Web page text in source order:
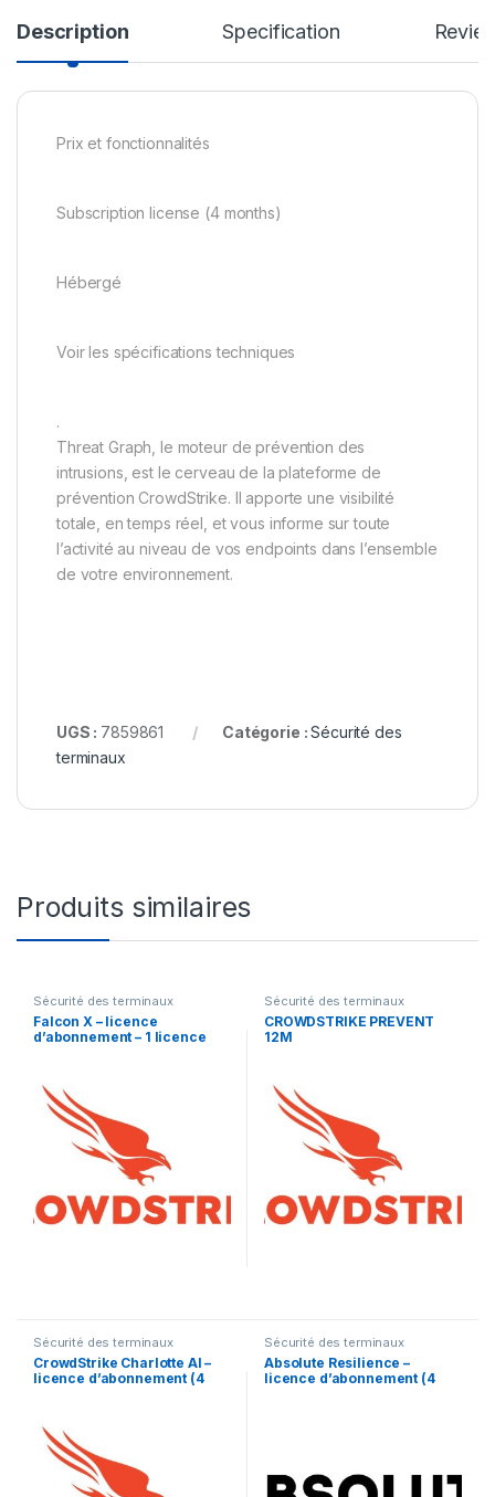
Description Specification
Prix et fonctionnalités
Subscription license (4 months)
Hébergé
Voir les spécifications techniques
.
Threat Graph, le moteur de prévention des
intrusions, est le cerveau de la plateforme de
prévention CrowdStrike. Il apporte une visibilité
totale, en temps réel, et vous informe sur toute
l’activité au niveau de vos endpoints dans l’ensemble
de votre environnement.
UGS : 7859861 Catégorie :Sécurité des
terminaux
Produits similaires
Sécurité des terminaux
Falcon X – licence
d’abonnement – 1 licence
Sécurité des terminaux
CROWDSTRIKE PREVENT
12M
Sécurité des terminaux
CrowdStrike Charlotte AI –
licence d’abonnement (4
Sécurité des terminaux
Absolute Resilience –
licence d’abonnement (4